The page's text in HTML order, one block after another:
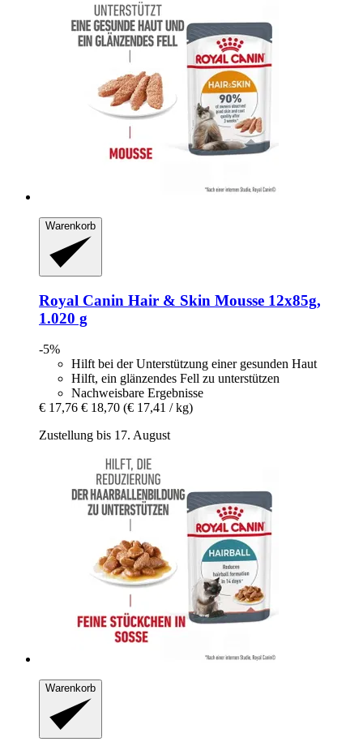
Warenkorb
Royal Canin Hair & Skin Mousse 12x85g,
1.020 g
-5%
Hilft bei der Unterstützung einer gesunden Haut
Hilft, ein glänzendes Fell zu unterstützen
Nachweisbare Ergebnisse
€ 17,76 € 18,70 (€ 17,41 / kg)
Zustellung bis 17. August
Warenkorb